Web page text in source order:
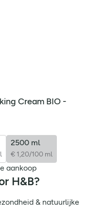
Cream BIO -
2500 ml
€ 1,20/100 ml
aankoop
H&B?
& natuurlijke